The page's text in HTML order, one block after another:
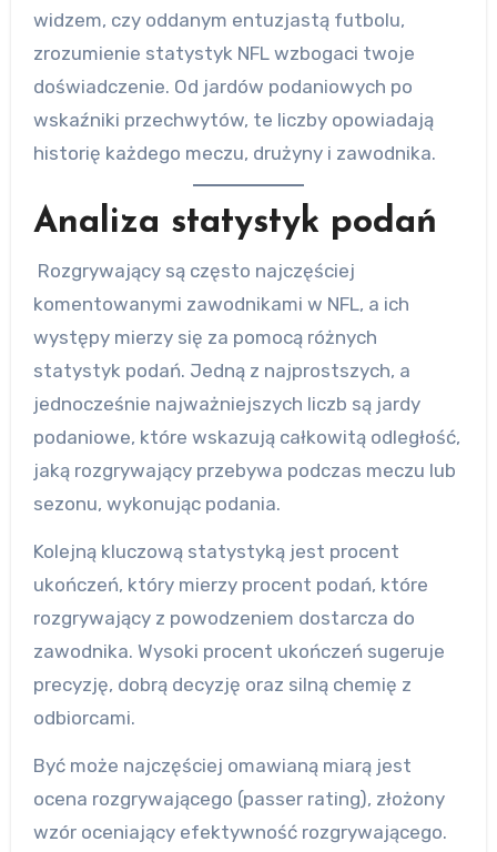
widzem, czy oddanym entuzjastą futbolu,
zrozumienie statystyk NFL wzbogaci twoje
doświadczenie. Od jardów podaniowych po
wskaźniki przechwytów, te liczby opowiadają
historię każdego meczu, drużyny i zawodnika.
Analiza statystyk podań
Rozgrywający są często najczęściej
komentowanymi zawodnikami w NFL, a ich
występy mierzy się za pomocą różnych
statystyk podań. Jedną z najprostszych, a
jednocześnie najważniejszych liczb są jardy
podaniowe, które wskazują całkowitą odległość,
jaką rozgrywający przebywa podczas meczu lub
sezonu, wykonując podania.
Kolejną kluczową statystyką jest procent
ukończeń, który mierzy procent podań, które
rozgrywający z powodzeniem dostarcza do
zawodnika. Wysoki procent ukończeń sugeruje
precyzję, dobrą decyzję oraz silną chemię z
odbiorcami.
Być może najczęściej omawianą miarą jest
ocena rozgrywającego (passer rating), złożony
wzór oceniający efektywność rozgrywającego.